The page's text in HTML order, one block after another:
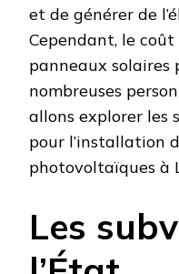
et de générer de
Cependant, le
panneaux
nombreuses
allons explorer les
pour l’installation
photovoltaïques à
Les